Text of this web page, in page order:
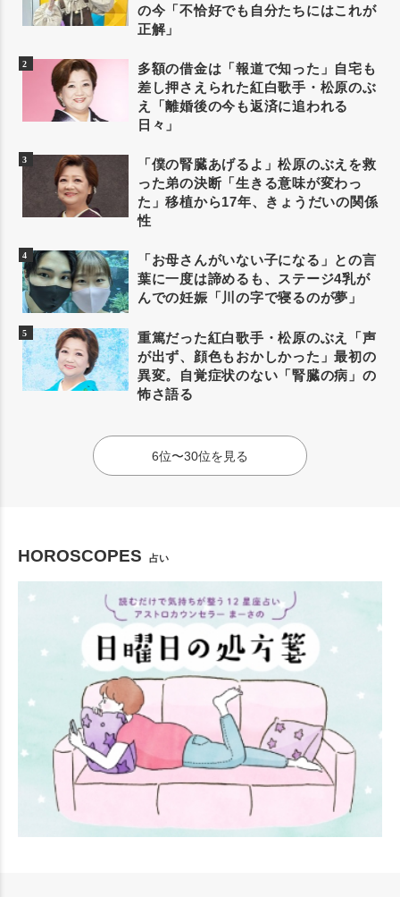
の今「不恰好でも自分たちにはこれが
正解」
多額の借金は「報道で知った」自宅も
差し押さえられた紅白歌手・松原のぶ
え「離婚後の今も返済に追われる
日々」
「僕の腎臓あげるよ」松原のぶえを救
った弟の決断「生きる意味が変わっ
た」移植から17年、きょうだいの関係
性
「お母さんがいない子になる」との言
葉に一度は諦めるも、ステージ4乳が
んでの妊娠「川の字で寝るのが夢」
重篤だった紅白歌手・松原のぶえ「声
が出ず、顔色もおかしかった」最初の
異変。自覚症状のない「腎臓の病」の
怖さ語る
6位〜30位を見る
HOROSCOPES 占い